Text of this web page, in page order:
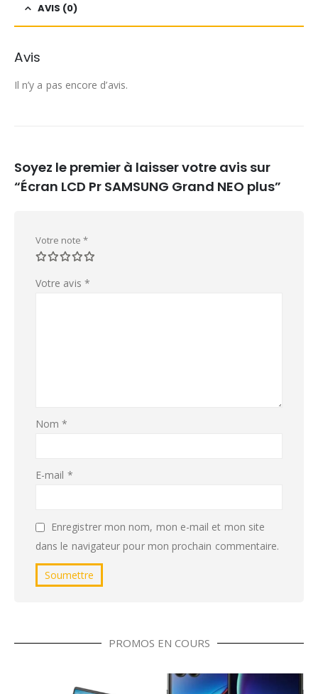
AVIS (0)
Avis
Il n’y a pas encore d’avis.
Soyez le premier à laisser votre avis sur
“Écran LCD Pr SAMSUNG Grand NEO plus”
Votre note *
Votre avis *
Nom*
E-mail *
Enregistrer mon nom, mon e-mail et mon site
dans le navigateur pour mon prochain commentaire.
PROMOS EN COURS